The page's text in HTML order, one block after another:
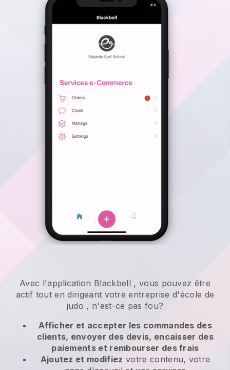
Avec l'application Blackbell , vous pouvez être
actif tout en dirigeant votre entreprise d'école de
judo , n'est-ce pas fou?
Afficher et accepter les commandes des
clients, envoyer des devis, encaisser des
paiements et rembourser des frais
Ajoutez et modifiez votre contenu, votre